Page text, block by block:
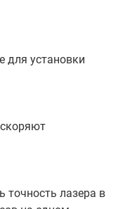
для установки
точность лазера в